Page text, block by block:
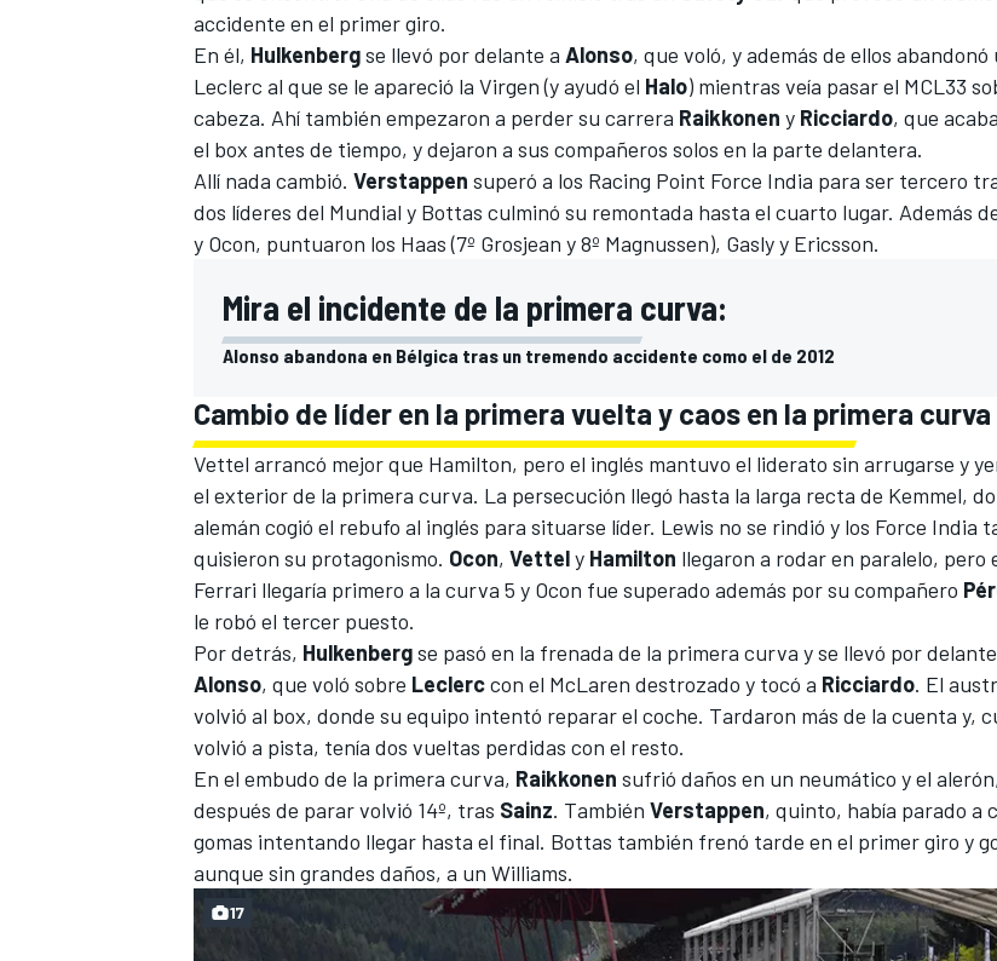
accidente en el primer giro.
En él, Hulkenbergse llevó por delante a Alonso, que voló, y además de ellos abandonó
Leclerc al que se le apareció la Virgen (y ayudó el Halo) mientras veía pasar el MCL33
cabeza. Ahí también empezaron a perder su carrera Raikkonen y Ricciardo, que
el box antes de tiempo, y dejaron a sus compañeros solos en la parte delantera.
Allí nada cambió. Verstappen superó a los Racing Point Force India para ser tercero
dos líderes del Mundial y Bottas culminó su remontada hasta el cuarto lugar. Además
y Ocon, puntuaron los Haas(7º Grosjean y 8º Magnussen), Gasly y Ericsson.
Mira el incidente de la primera curva:
Alonso abandona en Bélgica tras un tremendo accidente como el de 2012
Cambio de líder en la primera vuelta y caos en la primera curva
Vettel arrancó mejor que Hamilton, pero el inglés mantuvo el liderato sin arrugarse y
el exterior de la primera curva. La persecución llegó hasta la larga recta de Kemmel,
alemán cogió el rebufo al inglés para situarse líder. Lewis no se rindió y los Force India
quisieron su protagonismo. Ocon, Vettely Hamilton llegaron a rodar en paralelo, pero
Ferrari llegaría primero a la curva 5 y Ocon fue superado además por su compañero
le robó el tercer puesto.
Por detrás, Hulkenbergse pasó en la frenada de la primera curva y se llevó por
Alonso, que voló sobre Leclerccon el McLaren destrozado y tocó a Ricciardo. El
volvió al box, donde su equipo intentó reparar el coche. Tardaron más de la cuenta y,
volvió a pista, tenía dos vueltas perdidas con el resto.
En el embudo de la primera curva, Raikkonen sufrió daños en un neumático y el
después de parar volvió 14º, tras Sainz. También Verstappen, quinto, había parado a
gomas intentando llegar hasta el final. Bottas también frenó tarde en el primer giro y
aunque sin grandes daños, a un Williams.
17